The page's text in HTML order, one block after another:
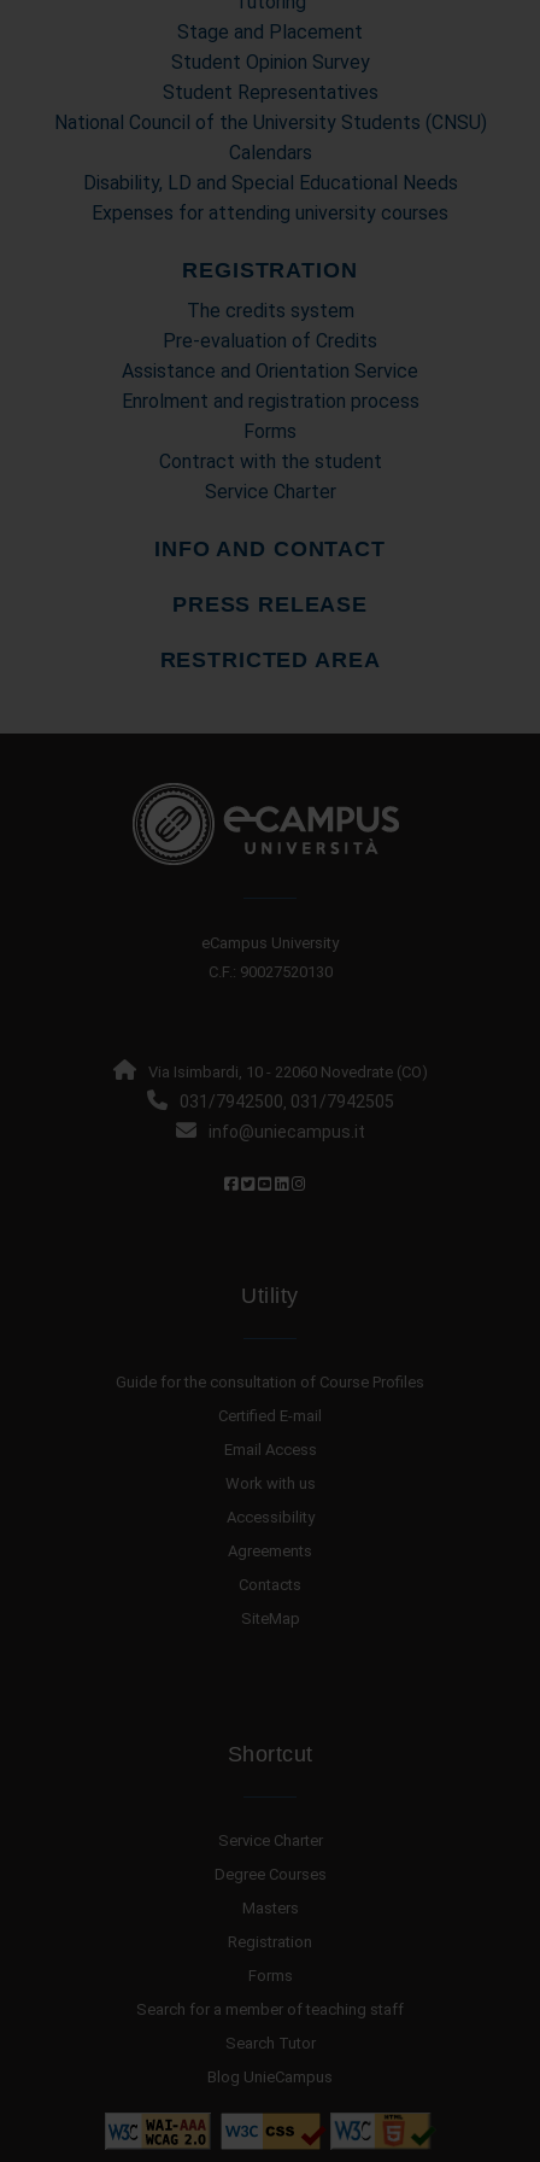
Stage and Placement
Student Opinion Survey
Student Representatives
National Council of the University Students (CNSU)
Calendars
Disability, LD and Special Educational Needs
Expenses for attending university courses
REGISTRATION
The credits system
Pre-evaluation of Credits
Assistance and Orientation Service
Enrolment and registration process
Forms
Contract with the student
Service Charter
INFO AND CONTACT
PRESS RELEASE
RESTRICTED AREA
eCampus University
C.F.: 90027520130
Via Isimbardi, 10 - 22060 Novedrate (CO)
031/7942500, 031/7942505
info@uniecampus.it
Utility
Guide for the consultation of Course Profiles
Certified E-mail
Email Access
Work with us
Accessibility
Agreements
Contacts
SiteMap
Shortcut
Service Charter
Degree Courses
Masters
Registration
Forms
Search for a member of teaching staff
Search Tutor
Blog UnieCampus